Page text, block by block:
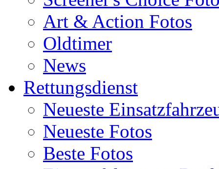
Art & Action Fotos
Oldtimer
News
Rettungsdienst
Neueste
Neueste Fotos
Beste Fotos